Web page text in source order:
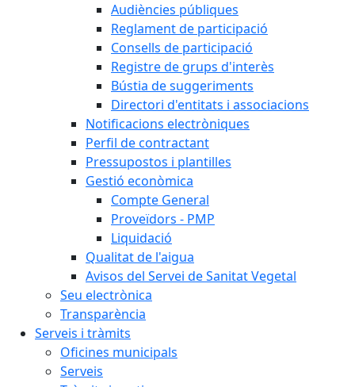
Audiències públiques
Reglament de participació
Consells de participació
Registre de grups d'interès
Bústia de suggeriments
Directori d'entitats i associacions
Notificacions electròniques
Perfil de contractant
Pressupostos i plantilles
Gestió econòmica
Compte General
Proveïdors - PMP
Liquidació
Qualitat de l'aigua
Avisos del Servei de Sanitat Vegetal
Seu electrònica
Transparència
Serveis i tràmits
Oficines municipals
Serveis